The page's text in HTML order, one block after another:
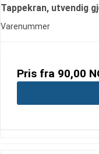
Tappekran, utvendig
Varenummer
Pris fra 90,00